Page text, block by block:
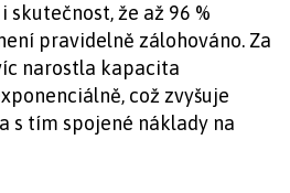
že až 96 %
pravidelně zálohováno. Za
narostla kapacita
což zvyšuje
s tím spojené náklady na